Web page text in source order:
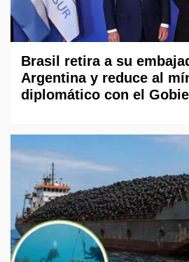
Brasil retira a su
Argentina y reduce al
diplomático con el